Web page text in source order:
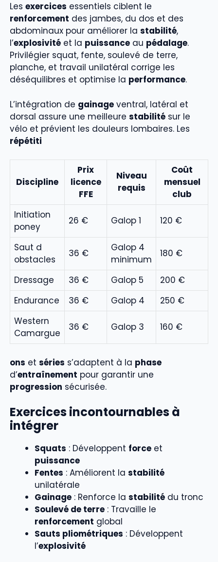
Les exercices essentiels ciblent le
renforcement des jambes, du dos et des
abdominaux pour améliorer la stabilité,
l’explosivité et la puissance au pédalage.
Privilégier squat, fente, soulevé de terre,
planche, et travail unilatéral corrige les
déséquilibres et optimise la performance.
L’intégration de gainage ventral, latéral et
dorsal assure une meilleure stabilité sur le
vélo et prévient les douleurs lombaires. Les
répétiti
Discipline
Prix
licence
FFE
Niveau
requis
Coût
mensuel
club
Initiation
poney
26 € Galop 1 120 €
Saut d
obstacles
36 €
Galop 4
minimum
180 €
Dressage 36 € Galop 5
200 €
Endurance
36 € Galop 4
250 €
Western
Camargue
36 € Galop 3 160 €
ons et séries s’adaptent à la phase
d’entraînement pour garantir une
progression sécurisée.
Exercices incontournables à
intégrer
Squats : Développent force et
puissance
Fentes : Améliorent la stabilité
unilatérale
Gainage : Renforce la stabilité du tronc
Soulevé de terre : Travaille le
renforcement global
Sauts pliométriques : Développent
l’explosivité